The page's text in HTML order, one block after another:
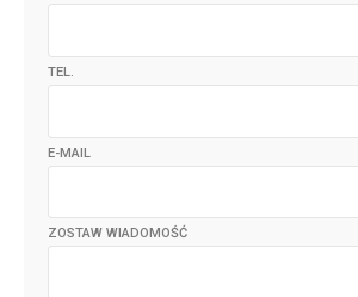
TEL.
E-MAIL
ZOSTAW WIADOMOŚĆ